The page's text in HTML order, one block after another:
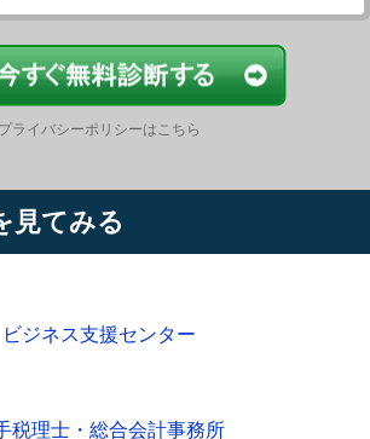
プライバシーポリシーはこちら
見てみる
ビジネス支援センター
税理士・総合会計事務所